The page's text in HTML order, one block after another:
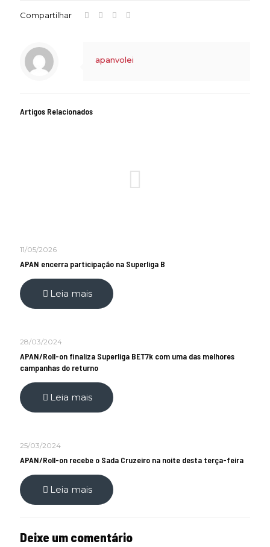
Compartilhar
apanvolei
Artigos Relacionados
11/05/2026
APAN encerra participação na Superliga B
Leia mais
28/03/2024
APAN/Roll-on finaliza Superliga BET7k com uma das melhores
campanhas do returno
Leia mais
25/03/2024
APAN/Roll-on recebe o Sada Cruzeiro na noite desta terça-feira
Leia mais
Deixe um comentário